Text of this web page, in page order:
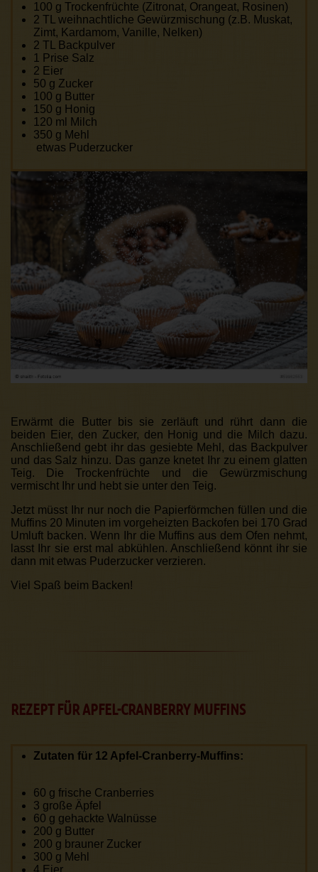
100 g Trockenfrüchte (Zitronat, Orangeat, Rosinen)
2 TL weihnachtliche Gewürzmischung (z.B. Muskat,
Zimt, Kardamom, Vanille, Nelken)
2 TL Backpulver
1 Prise Salz
2 Eier
50 g Zucker
100 g Butter
150 g Honig
120 ml Milch
350 g Mehl
etwas Puderzucker
Erwärmt die Butter bis sie zerläuft und rührt dann die
beiden Eier, den Zucker, den Honig und die Milch dazu.
Anschließend gebt ihr das gesiebte Mehl, das Backpulver
und das Salz hinzu. Das ganze knetet Ihr zu einem glatten
Teig. Die Trockenfrüchte und die Gewürzmischung
vermischt Ihr und hebt sie unter den Teig.
Jetzt müsst Ihr nur noch die Papierförmchen füllen und die
Muffins 20 Minuten im vorgeheizten Backofen bei 170 Grad
Umluft backen. Wenn Ihr die Muffins aus dem Ofen nehmt,
lasst Ihr sie erst mal abkühlen. Anschließend könnt ihr sie
dann mit etwas Puderzucker verzieren.
Viel Spaß beim Backen!
REZEPT FÜR APFEL-CRANBERRY MUFFINS
Zutaten für 12 Apfel-Cranberry-Muffins:
60 g frische Cranberries
3 große Äpfel
60 g gehackte Walnüsse
200 g Butter
200 g brauner Zucker
300 g Mehl